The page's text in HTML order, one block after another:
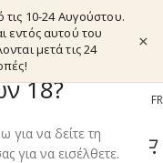
18?
για να δείτε τη
για να εισέλθετε.
10-24 Αυγούστου.
εντός αυτού του
μετά τις 24
×
EL FR